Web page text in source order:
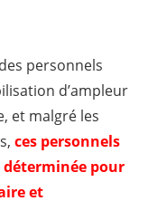
personnels
d’ampleur
et malgré les
ces personnels
pour
et